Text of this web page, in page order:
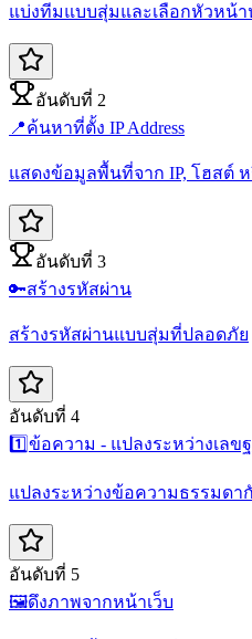
แบ่งทีมแบบสุ่มและเลือกหัวหน้
อันดับที่ 2
📍ค้นหาที่ตั้ง IP Address
แสดงข้อมูลพื้นที่จาก IP, โฮสต์
อันดับที่ 3
🔑สร้างรหัสผ่าน
สร้างรหัสผ่านแบบสุ่มที่ปลอดภัย
อันดับที่ 4
1️⃣ข้อความ - แปลงระหว่างเลข
แปลงระหว่างข้อความธรรมดา
อันดับที่ 5
🖼️ดึงภาพจากหน้าเว็บ